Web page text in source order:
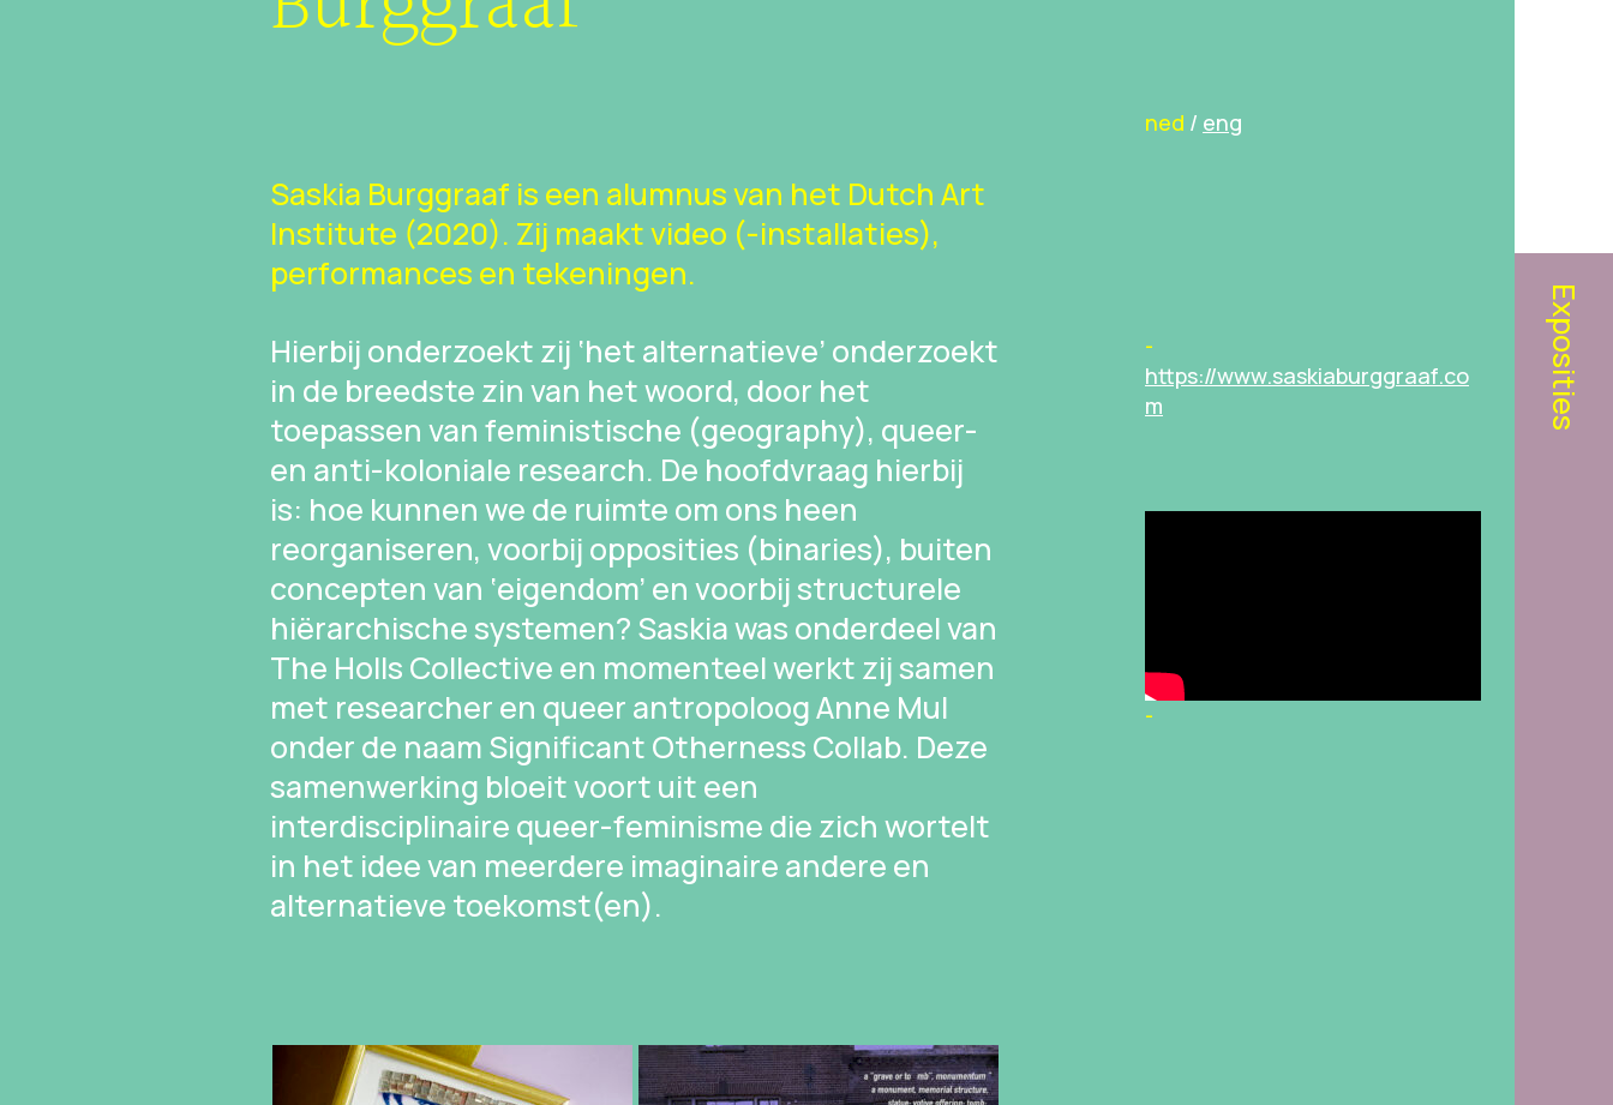
ned / eng
Saskia Burggraaf is een alumnus van het Dutch Art
Institute (2020). Zij maakt video (-installaties),
performances en tekeningen.
Hierbij onderzoekt zij ‘het alternatieve’ onderzoekt
in de breedste zin van het woord, door het
toepassen van feministische (geography), queer-
en anti-koloniale research. De hoofdvraag hierbij
is: hoe kunnen we de ruimte om ons heen
reorganiseren, voorbij opposities (binaries), buiten
concepten van ‘eigendom’ en voorbij structurele
hiërarchische systemen? Saskia was onderdeel van
The Holls Collective en momenteel werkt zij samen
met researcher en queer antropoloog Anne Mul
onder de naam Significant Otherness Collab. Deze
samenwerking bloeit voort uit een
interdisciplinaire queer-feminisme die zich wortelt
in het idee van meerdere imaginaire andere en
alternatieve toekomst(en).
https://www.saskiaburggraaf.co
m
Exposities